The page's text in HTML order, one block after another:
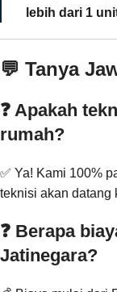
lebih dari 1
💬 Tanya
❓ Apakah
rumah?
✅ Ya! Kami 100%
teknisi akan datang
❓ Berapa
Jatinegara?